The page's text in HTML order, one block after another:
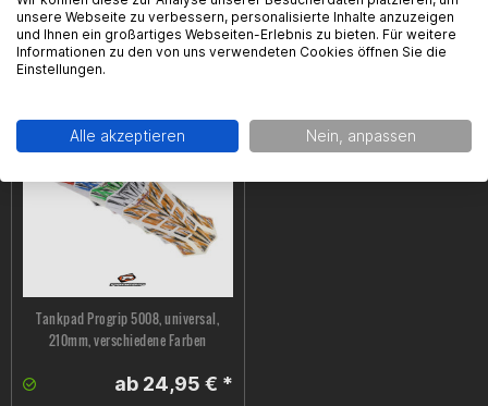
Felgenrandaufkleber Wiesi Factory,
universell, versch. Farben
Logo Yamaha OEM, Yamaha,
universell
Tankpad Progrip 5008, universal,
210mm, verschiedene Farben
ab 24,95 € *
unsere Webseite zu verbessern, personalisierte Inhalte anzuzeigen
und Ihnen ein großartiges Webseiten-Erlebnis zu bieten. Für weitere
Informationen zu den von uns verwendeten Cookies öffnen Sie die
Einstellungen.
Alle akzeptieren Nein, anpassen